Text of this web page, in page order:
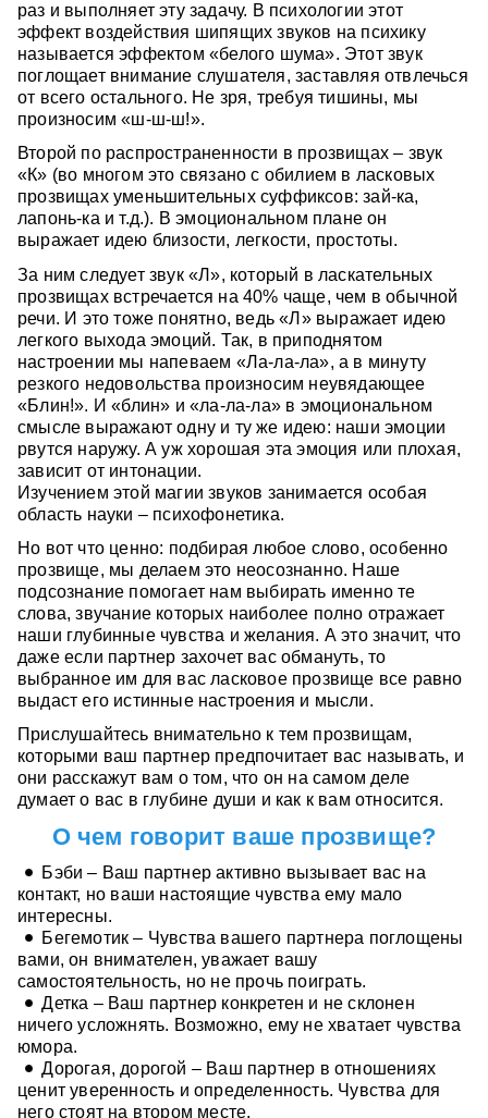
раз и выполняет эту задачу. В психологии этот
эффект воздействия шипящих звуков на психику
называется эффектом «белого шума». Этот звук
поглощает внимание слушателя, заставляя отвлечься
от всего остального. Не зря, требуя тишины, мы
произносим «ш-ш-ш!».
Второй по распространенности в прозвищах – звук
«К» (во многом это связано с обилием в ласковых
прозвищах уменьшительных суффиксов: зай-ка,
лапонь-ка и т.д.). В эмоциональном плане он
выражает идею близости, легкости, простоты.
За ним следует звук «Л», который в ласкательных
прозвищах встречается на 40% чаще, чем в обычной
речи. И это тоже понятно, ведь «Л» выражает идею
легкого выхода эмоций. Так, в приподнятом
настроении мы напеваем «Ла-ла-ла», а в минуту
резкого недовольства произносим неувядающее
«Блин!». И «блин» и «ла-ла-ла» в эмоциональном
смысле выражают одну и ту же идею: наши эмоции
рвутся наружу. А уж хорошая эта эмоция или плохая,
зависит от интонации.
Изучением этой магии звуков занимается особая
область науки – психофонетика.
Но вот что ценно: подбирая любое слово, особенно
прозвище, мы делаем это неосознанно. Наше
подсознание помогает нам выбирать именно те
слова, звучание которых наиболее полно отражает
наши глубинные чувства и желания. А это значит, что
даже если партнер захочет вас обмануть, то
выбранное им для вас ласковое прозвище все равно
выдаст его истинные настроения и мысли.
Прислушайтесь внимательно к тем прозвищам,
которыми ваш партнер предпочитает вас называть, и
они расскажут вам о том, что он на самом деле
думает о вас в глубине души и как к вам относится.
О чем говорит ваше прозвище?
Бэби – Ваш партнер активно вызывает вас на
контакт, но ваши настоящие чувства ему мало
интересны.
Бегемотик – Чувства вашего партнера поглощены
вами, он внимателен, уважает вашу
самостоятельность, но не прочь поиграть.
Детка – Ваш партнер конкретен и не склонен
ничего усложнять. Возможно, ему не хватает чувства
юмора.
Дорогая, дорогой – Ваш партнер в отношениях
ценит уверенность и определенность. Чувства для
него стоят на втором месте.